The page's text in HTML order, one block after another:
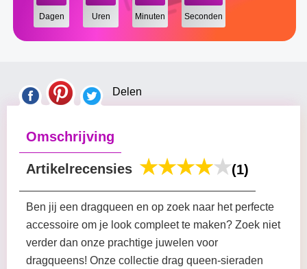
Dagen Uren Minuten Seconden
Delen
Omschrijving
Artikelrecensies (1)
Ben jij een dragqueen en op zoek naar het perfecte
accessoire om je look compleet te maken? Zoek niet
verder dan onze prachtige juwelen voor
dragqueens! Onze collectie drag queen-sieraden